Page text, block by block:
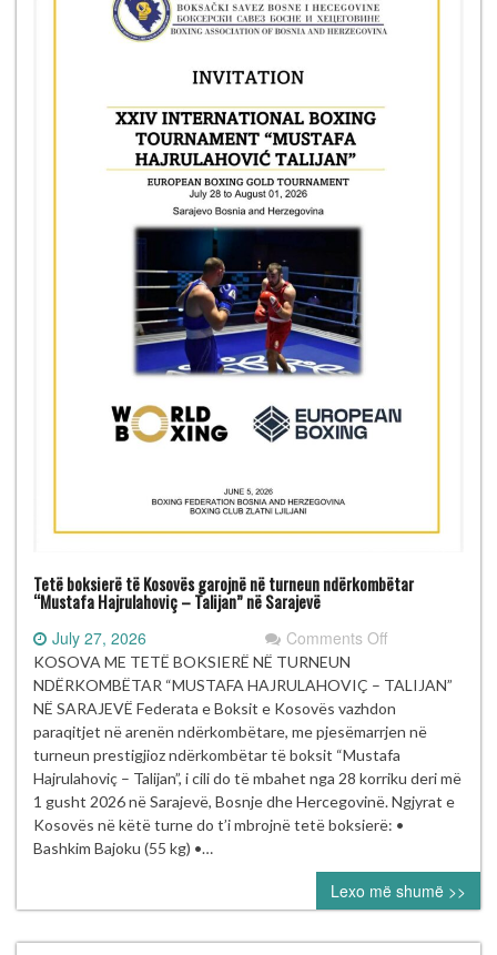
Tetë boksierë të Kosovës garojnë në turneun ndërkombëtar
“Mustafa Hajrulahoviç – Talijan” në Sarajevë
July 27, 2026 Comments Offon
boksierë
të Kosovës
garojnë
në turneun
ndërkombëtar
“Mustafa
–
Sarajevë
KOSOVA ME TETË BOKSIERË NË TURNEUN
NDËRKOMBËTAR “MUSTAFA HAJRULAHOVIÇ – TALIJAN”
NË SARAJEVË Federata e Boksit e Kosovës vazhdon
paraqitjet në arenën ndërkombëtare, me pjesëmarrjen në
turneun prestigjioz ndërkombëtar të boksit “Mustafa
Hajrulahoviç – Talijan”, i cili do të mbahet nga 28 korriku deri më
1 gusht 2026 në Sarajevë, Bosnje dhe Hercegovinë. Ngjyrat e
Kosovës në këtë turne do t’i mbrojnë tetë boksierë: •
Bashkim Bajoku (55 kg) •…
Lexo më shumë >>